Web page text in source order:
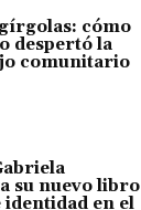
cómo
despertó la
comunitario
su nuevo libro
en el